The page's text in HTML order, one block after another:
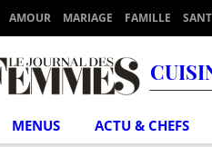
AMOUR MARIAGE FAMILLE
MENUS ACTU & CHEFS